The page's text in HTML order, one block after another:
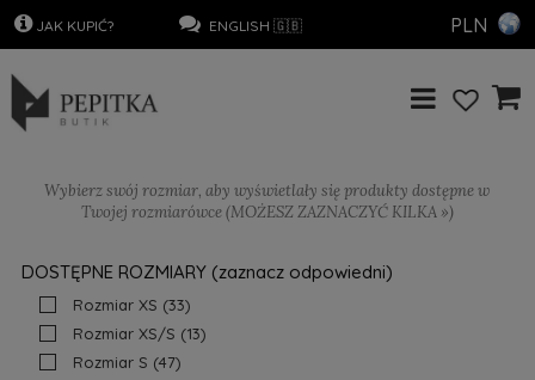
JAK KUPIĆ? ENGLISH 🇬🇧 PLN
Wybierz swój rozmiar, aby wyświetlały się produkty dostępne w
Twojej rozmiarówce (MOŻESZ ZAZNACZYĆ KILKA »)
DOSTĘPNE ROZMIARY (zaznacz odpowiedni)
Rozmiar XS (33)
Rozmiar XS/S (13)
Rozmiar S (47)